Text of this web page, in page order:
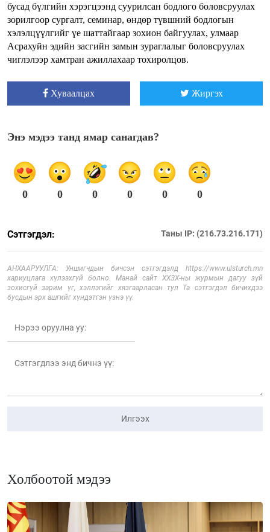
бусад бүлгийн хэрэгцээнд суурилсан бодлого боловсруулах
зорилгоор сургалт, семинар, өндөр түвшний бодлогын
хэлэлцүүлгийг үе шаттайгаар зохион байгуулах, улмаар
Асрахуйн эдийн засгийн замын зураглалыг боловсруулах
чиглэлээр хамтран ажиллахаар тохиролцов.
Хуваалцах Жиргэх
Энэ мэдээ танд ямар санагдав?
0 0 0 0 0 0
Сэтгэгдэл: Таны IP: (216.73.216.171)
АНХААРУУЛГА: Уншигчдын бичсэн сэтгэгдэлд https://www.ulsturch.mn
хариуцлага хүлээхгүй болно. Манай сайт ХХЗХ-ны журмын дагуу зүй
зохисгүй зарим үг, хэллэгийг хязгаарласан тул Та сэтгэгдэл бичихдээ
бусдын эрх ашгийг хүндэтгэн үзнэ үү.
Илгээх
Холбоотой мэдээ